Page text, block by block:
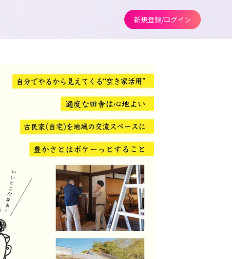
新規登録/ログイン